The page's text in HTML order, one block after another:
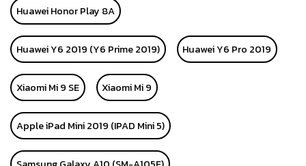
Huawei Honor Play 8A
Huawei Y6 2019 (Y6 Prime 2019) Huawei Y6 Pro 2019
Xiaomi Mi 9 SE Xiaomi Mi 9
Apple iPad Mini 2019 (IPAD Mini 5)